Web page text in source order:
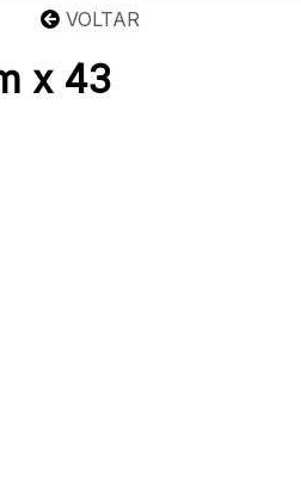
VOLTAR
x 43